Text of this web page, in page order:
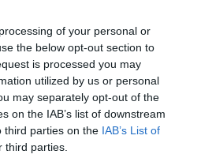
of your personal or
the below opt-out section to
is processed you may
utilized by us or personal
may separately opt-out of the
on the IAB’s list of downstream
third parties on the IAB’s List of
parties.
Kriminalvårdsmagasinets bevakning av
Kriminalvården
PÅ